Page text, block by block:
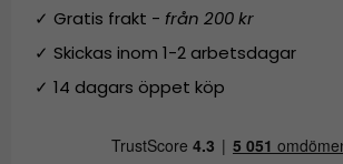
✓ Gratis frakt -från 200 kr
✓ Skickas inom 1-2 arbetsdagar
✓ 14 dagars öppet köp